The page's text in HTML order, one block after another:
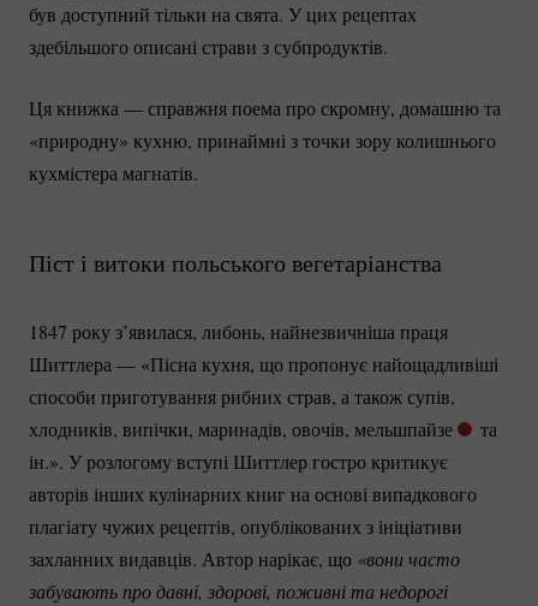
був доступний тільки на свята. У цих рецептах
здебільшого описані страви з субпродуктів.
Ця книжка — справжня поема про скромну, домашню та
«природну» кухню, принаймні з точки зору колишнього
кухмістера магнатів.
Піст і витоки польського вегетаріанства
1847 року з’явилася, либонь, найнезвичніша праця
Шиттлера — «Пісна кухня, що пропонує найощадливіші
способи приготування рибних страв, а також супів,
хлодників, випічки, маринадів, овочів, мельшпайзе
та
ін.». У розлогому вступі Шиттлер гостро критикує
авторів інших кулінарних книг на основі випадкового
плагіату ​​чужих рецептів, опублікованих з ініціативи
захланних видавців. Автор нарікає, що «вони часто
забувають про давні, здорові, поживні та недорогі